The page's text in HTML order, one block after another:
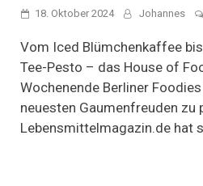
18. Oktober 2024 Johannes
Vom Iced Blümchenkaffee
Tee-Pesto – das House of
Wochenende Berliner
neuesten Gaumenfreuden zu
Lebensmittelmagazin.de hat